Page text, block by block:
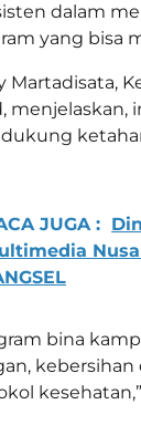
dalam
yang bisa
Martadisata,
menjelaskan,
JUGA :
bina